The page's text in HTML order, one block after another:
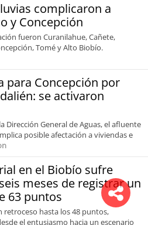
complicaron a
y Concepción
fueron Curanilahue, Cañete,
Tomé y Alto Biobío.
para Concepción por
se activaron
Dirección General de Aguas, el afluente
posible afectación a viviendas e
en el Biobío sufre
meses de registrar un
63 puntos
retroceso hasta los 48 puntos,
el entusiasmo hacia un escenario